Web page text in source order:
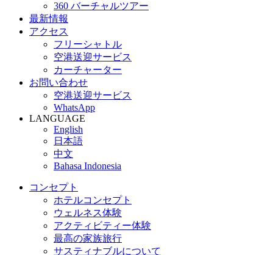
360 バーチャルツアー
最新情報
アクセス
フリーシャトル
空港送迎サービス
カーチャーター
お問い合わせ
空港送迎サービス
WhatsApp
LANGUAGE
English
日本語
中文
Bahasa Indonesia
コンセプト
ホテルコンセプト
ウェルネス体験
アクティビティー体験
最高の家族旅行
サスティナブルについて